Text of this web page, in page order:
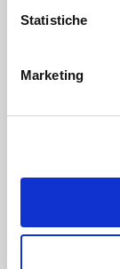
Statistiche
Marketing